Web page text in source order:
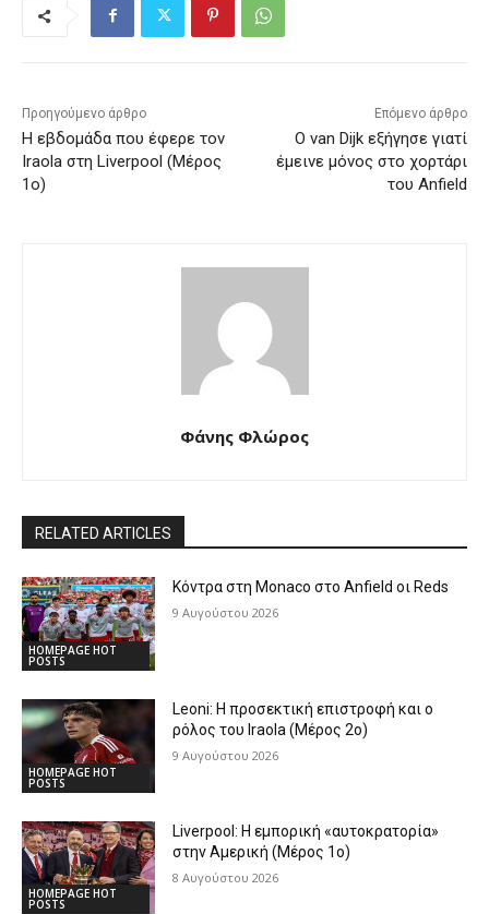
Προηγούμενο άρθρο
Η εβδομάδα που έφερε τον
Iraola στη Liverpool (Μέρος
1ο)
Επόμενο άρθρο
Ο van Dijk εξήγησε γιατί
έμεινε μόνος στο χορτάρι
του Anfield
Φάνης Φλώρος
RELATED ARTICLES
HOMEPAGE HOT
POSTS
Κόντρα στη Monaco στο Anfield οι Reds
9 Αυγούστου 2026
HOMEPAGE HOT
POSTS
Leoni: Η προσεκτική επιστροφή και ο
ρόλος του Iraola (Μέρος 2ο)
9 Αυγούστου 2026
HOMEPAGE HOT
POSTS
Liverpool: Η εμπορική «αυτοκρατορία»
στην Αμερική (Μέρος 1ο)
8 Αυγούστου 2026